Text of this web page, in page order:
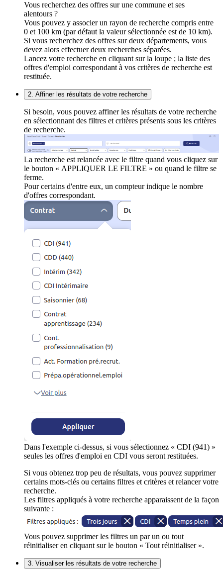
Vous recherchez des offres sur une commune et ses
alentours ?
Vous pouvez y associer un rayon de recherche compris entre
0 et 100 km (par défaut la valeur sélectionnée est de 10 km).
Si vous recherchez des offres sur deux départements, vous
devez alors effectuer deux recherches séparées.
Lancez votre recherche en cliquant sur la loupe ; la liste des
offres d'emploi correspondant à vos critères de recherche est
restituée.
2. Affiner les résultats de votre recherche
Si besoin, vous pouvez affiner les résultats de votre recherche
en sélectionnant des filtres et critères présents sous les critères
de recherche.
La recherche est relancée avec le filtre quand vous cliquez sur
le bouton « APPLIQUER LE FILTRE » ou quand le filtre se
ferme.
Pour certains d'entre eux, un compteur indique le nombre
d'offres correspondant.
Dans l'exemple ci-dessus, si vous sélectionnez « CDI (941) »
seules les offres d'emploi en CDI vous seront restituées.
Si vous obtenez trop peu de résultats, vous pouvez supprimer
certains mots-clés ou certains filtres et critères et relancer votre
recherche.
Les filtres appliqués à votre recherche apparaissent de la façon
suivante :
Vous pouvez supprimer les filtres un par un ou tout
réinitialiser en cliquant sur le bouton « Tout réinitialiser ».
3. Visualiser les résultats de votre recherche